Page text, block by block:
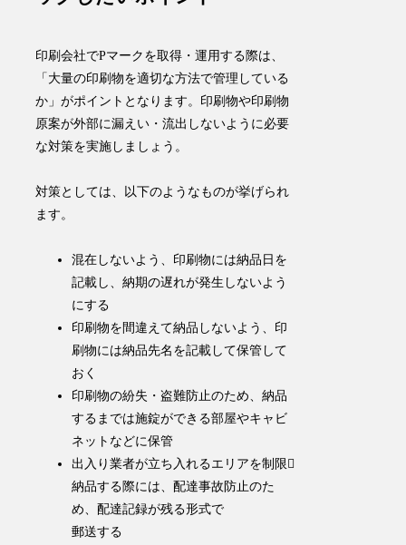
印刷会社でPマークを取得・運用する際は、
「大量の印刷物を適切な方法で管理している
か」がポイントとなります。印刷物や印刷物
原案が外部に漏えい・流出しないように必要
な対策を実施しましょう。
対策としては、以下のようなものが挙げられ
ます。
混在しないよう、印刷物には納品日を
記載し、納期の遅れが発生しないよう
にする
印刷物を間違えて納品しないよう、印
刷物には納品先名を記載して保管して
おく
印刷物の紛失・盗難防止のため、納品
するまでは施錠ができる部屋やキャビ
ネットなどに保管
出入り業者が立ち入れるエリアを制限
納品する際には、配達事故防止のた
め、配達記録が残る形式で
郵送する